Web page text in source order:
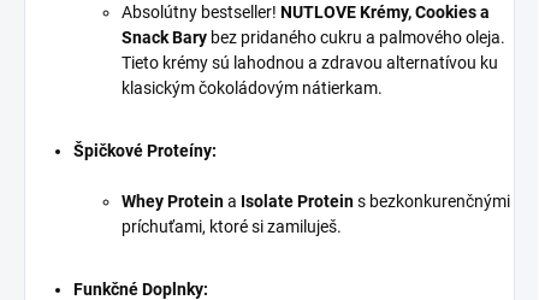
Absolútny bestseller! NUTLOVE Krémy, Cookies a
Snack Bary bez pridaného cukru a palmového oleja.
Tieto krémy sú lahodnou a zdravou alternatívou ku
klasickým čokoládovým nátierkam.
Špičkové Proteíny:
Whey Proteina Isolate Proteins bezkonkurenčnými
príchuťami, ktoré si zamiluješ.
Funkčné Doplnky: